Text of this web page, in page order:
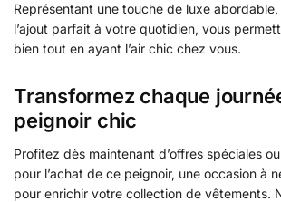
Représentant une touche de luxe
l’ajout parfait à votre quotidien, vous
bien tout en ayant l’air chic chez vous.
Transformez chaque
peignoir chic
Profitez dès maintenant d’offres spéciales
pour l’achat de ce peignoir, une occasion à
pour enrichir votre collection de vêtements.